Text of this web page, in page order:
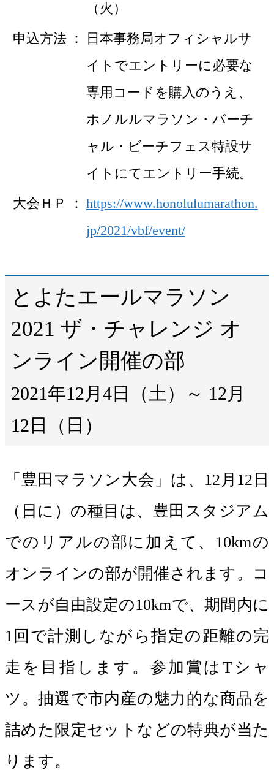
（火）
申込方法
日本事務局オフィシャルサ
イトでエントリーに必要な
専用コードを購入のうえ、
ホノルルマラソン・バーチ
ャル・ビーチフェス特設サ
イトにてエントリー手続。
大会ＨＰ
https://www.honolulumarathon.
jp/2021/vbf/event/
とよたエールマラソン
2021 ザ・チャレンジ オ
ンライン開催の部
2021年12月4日（土）～ 12月
12日（日）
「豊田マラソン大会」は、12月12日
（日に）の種目は、豊田スタジアム
でのリアルの部に加えて、10kmの
オンラインの部が開催されます。コ
ースが自由設定の10kmで、期間内に
1回で計測しながら指定の距離の完
走を目指します。参加賞はTシャ
ツ。抽選で市内産の魅力的な商品を
詰めた限定セットなどの特典が当た
ります。